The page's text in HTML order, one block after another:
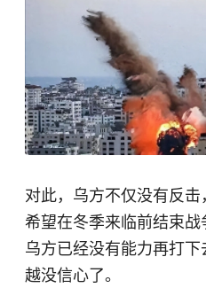
对此，乌方不仅没有反
希望在冬季来临前结束战
乌方已经没有能力再打
越没信心了。